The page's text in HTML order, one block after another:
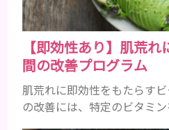
【即効性あり】肌荒
間の改善プログラム
肌荒れに即効性をもたらす
の改善には、特定のビタミ